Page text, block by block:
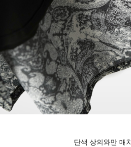
단색 상의와만 매